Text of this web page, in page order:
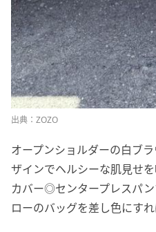
出典：ZOZO
オープンショルダーの白ブ
ザインでヘルシーな肌見せ
カバー◎センタープレスパ
ローのバッグを差し色にす